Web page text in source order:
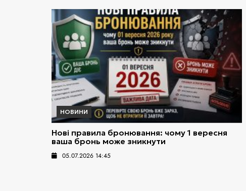
НОВИНИ
Нові правила бронювання: чому 1 вересня
ваша бронь може зникнути
05.07.2026 14:45